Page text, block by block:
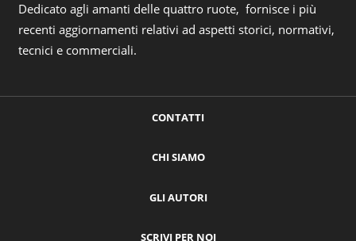
Dedicato agli amanti delle quattro ruote, fornisce i più
recenti aggiornamenti relativi ad aspetti storici, normativi,
tecnici e commerciali.
CONTATTI
CHI SIAMO
GLI AUTORI
SCRIVI PER NOI